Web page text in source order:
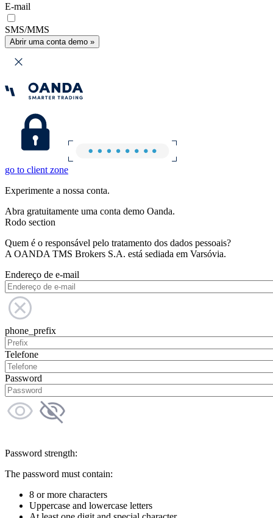
E-mail
SMS/MMS
Abrir uma conta demo »
go to client zone
Experimente a nossa conta.
Abra gratuitamente uma conta demo Oanda.
Rodo section
Quem é o responsável pelo tratamento dos dados pessoais?
A OANDA TMS Brokers S.A. está sediada em Varsóvia.
Endereço de e-mail
phone_prefix
Telefone
Password
Password strength:
The password must contain:
8 or more characters
Uppercase and lowercase letters